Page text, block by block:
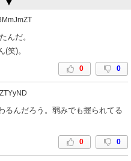
▼
んだ。
笑)。
0 0
るんだろう。弱みでも握られてる
0 0